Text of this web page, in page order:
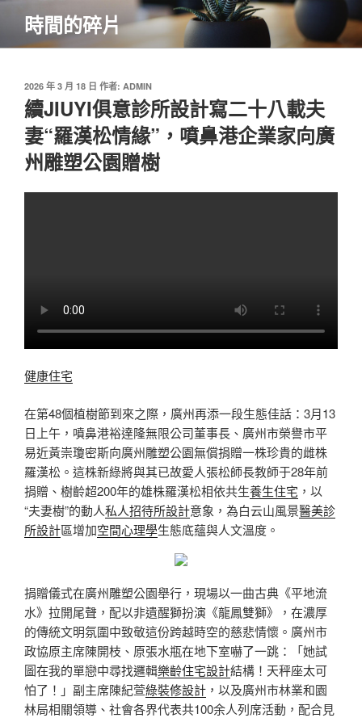
主
時間的碎片
發
佈
於
2026 年 3 月 18 日 作者: ADMIN
續JIUYI俱意診所設計寫二十八載夫
妻“羅漢松情緣”，噴鼻港企業家向廣
州雕塑公園贈樹
健康住宅
在第48個植樹節到來之際，廣州再添一段生態佳話：3月13
日上午，噴鼻港裕達隆無限公司董事長、廣州市榮譽市平
易近黃崇瓊密斯向廣州雕塑公園無償捐贈一株珍貴的雌株
羅漢松。這株新綠將與其已故愛人張松師長教師于28年前
捐贈、樹齡超200年的雄株羅漢松相依共生養生住宅 ，以
“夫妻樹”的動人私人招待所設計意象，為白云山風景醫美診
所設計區增加空間心理學生態底蘊與人文溫度。
捐贈儀式在廣州雕塑公園舉行，現場以一曲古典《平地流
水》拉開尾聲，配以非遺醒獅扮演《龍鳳雙獅》，在濃厚
的傳統文明氛圍中致敬這份跨越時空的慈悲情懷。廣州市
政協原主席陳開枝、原張水瓶在地下室嚇了一跳：「她試
圖在我的單戀中尋找邏輯樂齡住宅設計結構！天秤座太可
怕了！」副主席陳紀萱綠裝修設計 ，以及廣州市林業和園
林局相關領導、社會各界代表共100余人列席活動，配合見